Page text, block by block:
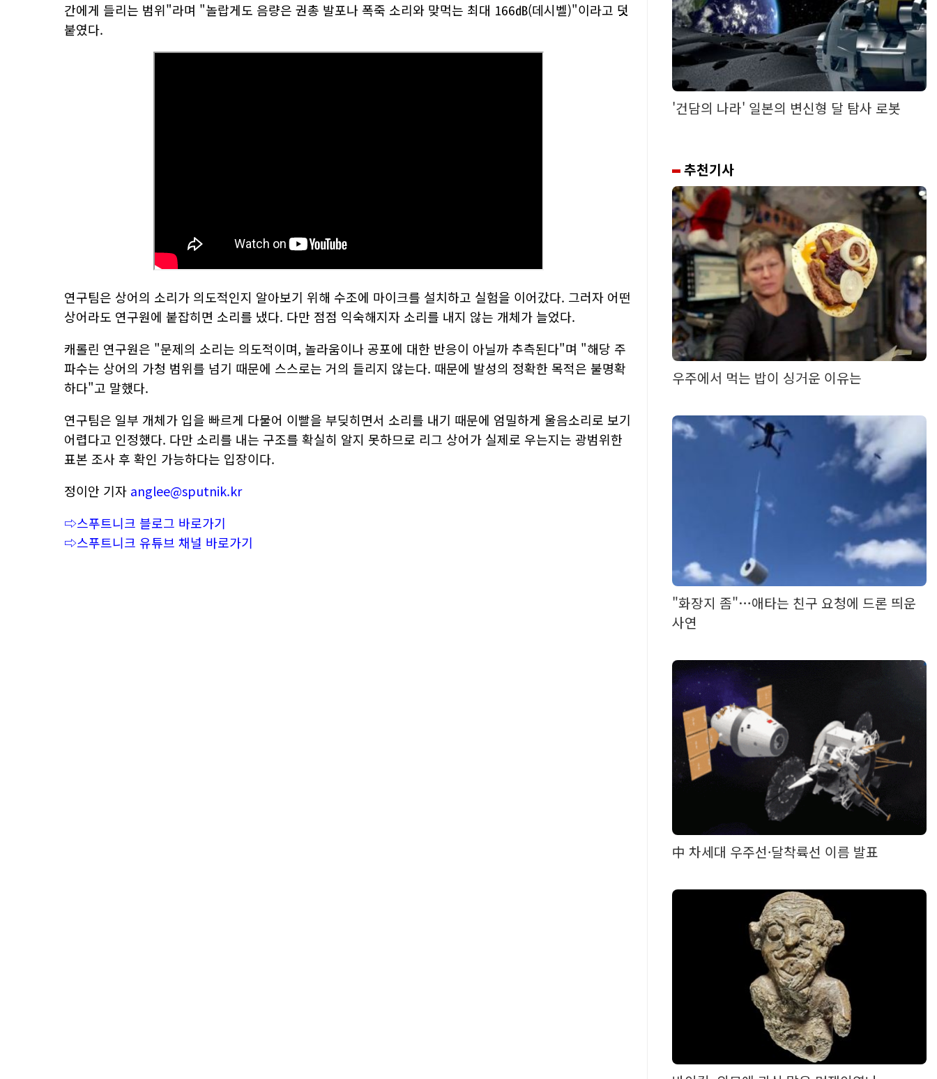
간에게 들리는 범위"라며 "놀랍게도 음량은 권총 발포나 폭죽 소리와 맞먹는 최대 166㏈(데시벨)"이라고 덧
붙였다.
연구팀은 상어의 소리가 의도적인지 알아보기 위해 수조에 마이크를 설치하고 실험을 이어갔다. 그러자 어떤
상어라도 연구원에 붙잡히면 소리를 냈다. 다만 점점 익숙해지자 소리를 내지 않는 개체가 늘었다.
캐롤린 연구원은 "문제의 소리는 의도적이며, 놀라움이나 공포에 대한 반응이 아닐까 추측된다"며 "해당 주
파수는 상어의 가청 범위를 넘기 때문에 스스로는 거의 들리지 않는다. 때문에 발성의 정확한 목적은 불명확
하다"고 말했다.
연구팀은 일부 개체가 입을 빠르게 다물어 이빨을 부딪히면서 소리를 내기 때문에 엄밀하게 울음소리로 보기
어렵다고 인정했다. 다만 소리를 내는 구조를 확실히 알지 못하므로 리그 상어가 실제로 우는지는 광범위한
표본 조사 후 확인 가능하다는 입장이다.
정이안 기자 anglee@sputnik.kr
⇨스푸트니크 블로그 바로가기
⇨스푸트니크 유튜브 채널 바로가기
'건담의 나라' 일본의 변신형 달 탐사 로봇
추천기사
우주에서 먹는 밥이 싱거운 이유는
"화장지 좀"…애타는 친구 요청에 드론 띄운
사연
中 차세대 우주선·달착륙선 이름 발표